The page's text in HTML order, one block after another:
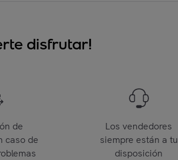
disfrutar!
de
caso de
Los vendedores
siempre están a tu
disposición